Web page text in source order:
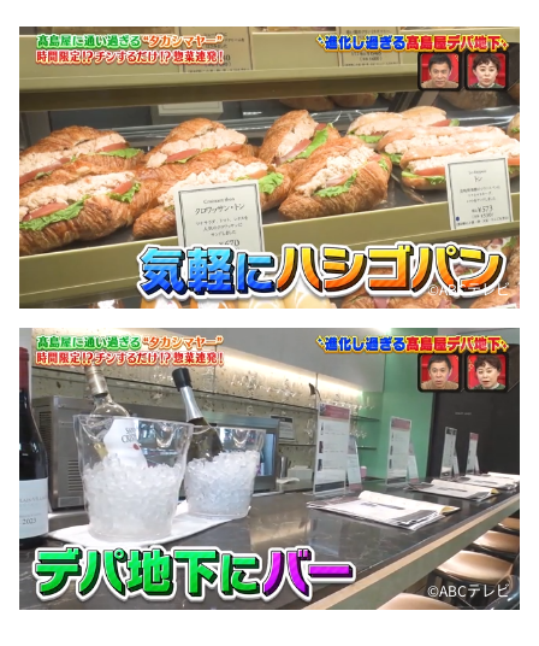
DAIGOも台所 ～きょうの献立 何にする？～
本日はダイアンなり！シーズン２
朝だ！生です旅サラダ
教えて！ニュースライブ 正義のミカタ
ＬＩＦＥ～夢のカタチ～
新婚さんいらっしゃい！
ポツンと一軒家
ぺこぱのまるスポ
アナ回覧板
©️ABCテレビ
©️ABCテレビ